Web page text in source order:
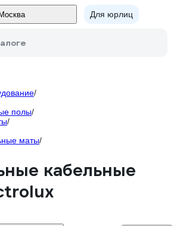
Для юрлиц
/
полы/
/
маты/
кабельные